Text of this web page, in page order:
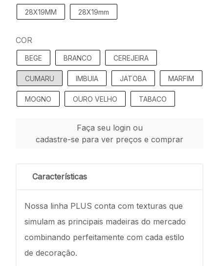
28X19MM 28X19mm
COR
BEGE BRANCO CEREJEIRA
CUMARU IMBUIA JATOBA MARFIM
MOGNO OURO VELHO TABACO
Faça seu login ou
cadastre-se para ver preços e comprar
Características
Nossa linha PLUS conta com texturas que
simulam as principais madeiras do mercado
combinando perfeitamente com cada estilo
de decoração.